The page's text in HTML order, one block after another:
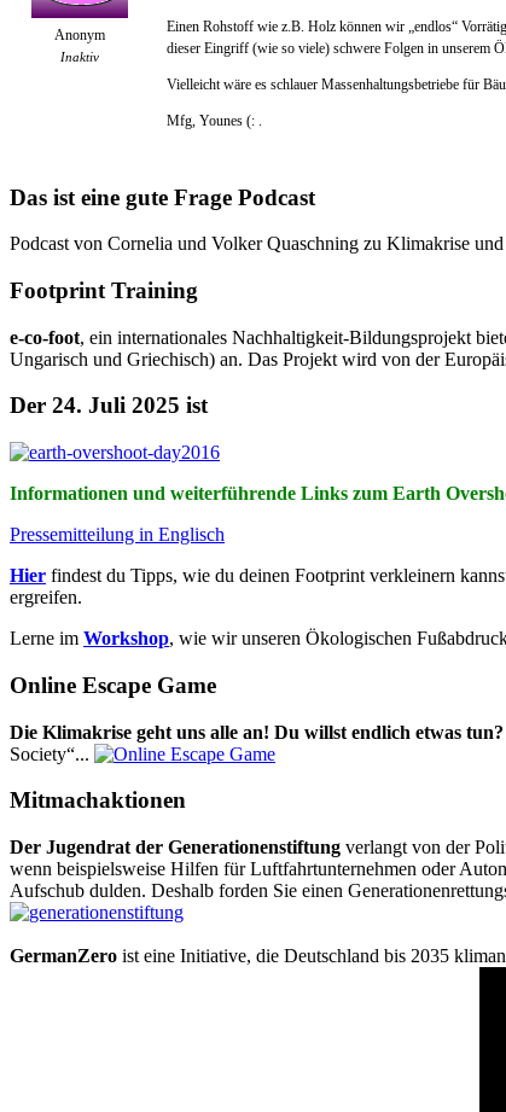
Anonym
Inaktiv
Einen Rohstoff wie z.B. Holz können wir „endlos“
dieser Eingriff (wie so viele) schwere Folgen in unserem
Vielleicht wäre es schlauer Massenhaltungsbetriebe für
Mfg, Younes (: .
Das ist eine gute Frage Podcast
Podcast von Cornelia und Volker Quaschning zu Klimakrise
Footprint Training
e-co-foot, ein internationales Nachhaltigkeit-Bildungsprojekt
Ungarisch und Griechisch) an. Das Projekt wird von der
Der 24. Juli 2025 ist
Informationen und weiterführende Links zum Earth
Pressemitteilung in Englisch
Hier findest du Tipps, wie du deinen Footprint verkleinern
ergreifen.
Lerne im Workshop, wie wir unseren Ökologischen
Online Escape Game
Die Klimakrise geht uns alle an! Du willst endlich etwas tun?
Society“...
Mitmachaktionen
Der Jugendrat der Generationenstiftung verlangt von der
wenn beispielsweise Hilfen für Luftfahrtunternehmen oder
Aufschub dulden. Deshalb forden Sie einen
GermanZero ist eine Initiative, die Deutschland bis 2035